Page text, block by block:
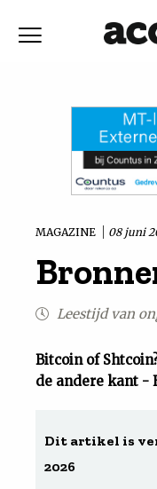
Discussie
Vaktechniek
Achtergrond
Feiten
MAGAZINE 08 juni
Leestijd van
Bitcoin of
de andere kant -
Dit artikel is
2026
RELEVANTIEDATUM